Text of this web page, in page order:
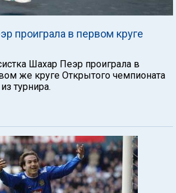
проиграла в первом круге
Шахар Пеэр проиграла в
же круге Открытого чемпионата
турнира.